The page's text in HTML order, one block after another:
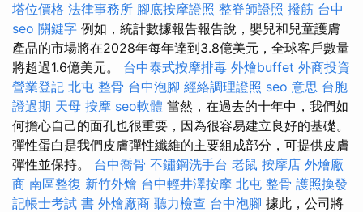
塔位價格 法律事務所 腳底按摩證照 整脊師證照 撥筋 台中
seo 關鍵字 例如，統計數據報告報告說，嬰兒和兒童護膚
產品的市場將在2028年每年達到3.8億美元，全球客戶數量
將超過1.6億美元。 台中泰式按摩排毒 外燴buffet 外商投資
營業登記 北屯 整骨 台中泡腳 經絡調理證照 seo 意思 台胞
證過期 天母 按摩 seo軟體 當然，在過去的十年中，我們如
何擔心自己的面孔也很重要，因為很容易建立良好的基礎。
彈性蛋白是我們皮膚彈性纖維的主要組成部分，可提供皮膚
彈性並保持。 台中喬骨 不鏽鋼洗手台 老鼠 按摩店 外燴廠
商 南區整復 新竹外燴 台中輕井澤按摩 北屯 整骨 護照換發
記帳士考試 書 外燴廠商 聽力檢查 台中泡腳 據此，公司將